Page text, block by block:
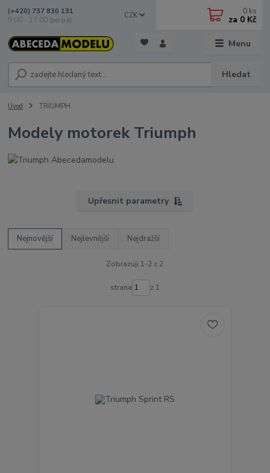
Menu
CZK
Hledat
(+420) 737 830 131
9:00 - 17:00 (po-pá)
0 ks
za 0 Kč
Úvod TRIUMPH
Modely motorek Triumph
Upřesnit parametry
Nejnovější Nejlevnější Nejdražší
Zobrazuji 1-2 z 2
strana z 1